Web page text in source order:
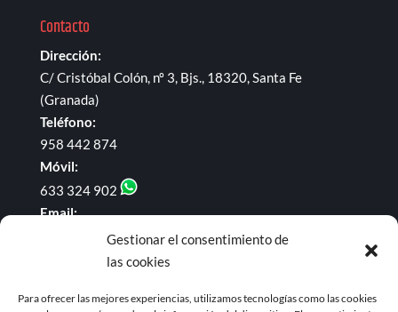
Gestionar el consentimiento de
las cookies
Para ofrecer las mejores experiencias, utilizamos tecnologías como las cookies
Contacto
Dirección:
C/ Cristóbal Colón, nº 3, Bjs., 18320, Santa Fe
(Granada)
Teléfono:
958 442 874
Móvil:
633 324 902
Email:
administracion@dominguezyrodriguezabogados.com
Enlaces de interés